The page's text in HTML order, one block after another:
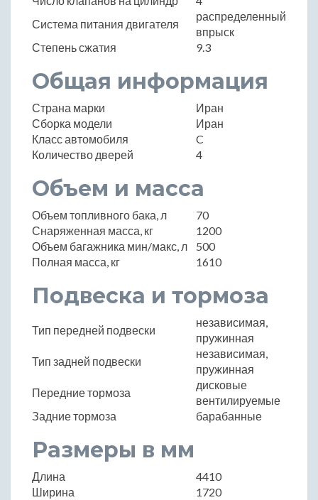
Система питания двигателя
распределенный
впрыск
Степень сжатия
9.3
Общая информация
Страна марки
Иран
Сборка модели
Иран
Класс автомобиля
C
Количество дверей
4
Объем и масса
Объем топливного бака, л
70
Снаряженная масса, кг
1200
Объем багажника мин/макс, л
500
Полная масса, кг
1610
Подвеска и тормоза
Тип передней подвески
независимая,
пружинная
Тип задней подвески
независимая,
пружинная
Передние тормоза
дисковые
вентилируемые
Задние тормоза
барабанные
Размеры в мм
Длина
4410
Ширина
1720